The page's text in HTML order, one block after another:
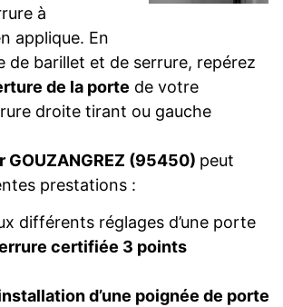
à
applique. En
de barillet et de serrure, repérez
de la porte de votre
droite tirant ou gauche
GOUZANGREZ (95450) peut
prestations :
différents réglages d’une porte
certifiée 3 points
d’une poignée de porte